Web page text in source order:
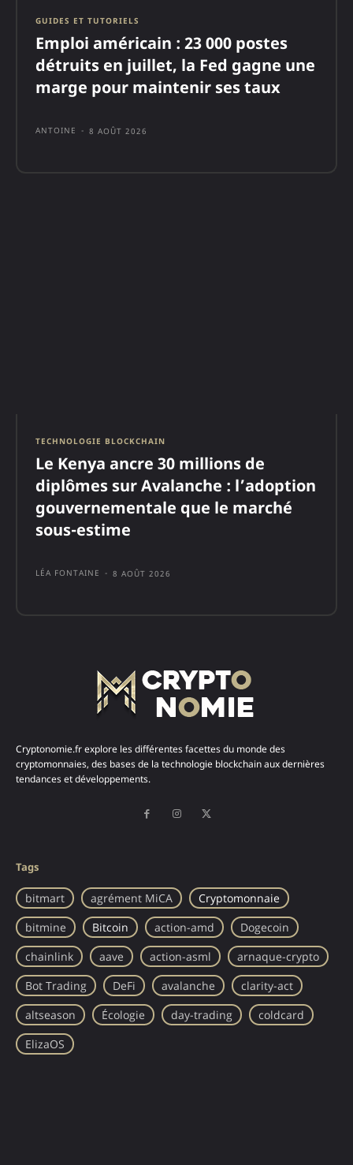
GUIDES ET TUTORIELS
Emploi américain : 23 000 postes
détruits en juillet, la Fed gagne une
marge pour maintenir ses taux
ANTOINE - 8 AOÛT 2026
TECHNOLOGIE BLOCKCHAIN
Le Kenya ancre 30 millions de
diplômes sur Avalanche : l’adoption
gouvernementale que le marché
sous-estime
LÉA FONTAINE - 8 AOÛT 2026
Cryptonomie.fr explore les différentes facettes du monde des
cryptomonnaies, des bases de la technologie blockchain aux dernières
tendances et développements.
Tags
bitmart agrément MiCA
Cryptomonnaie
bitmine
Bitcoin action-amd
Dogecoin
chainlink
aave action-asml
arnaque-crypto
Bot Trading
DeFi avalanche
clarity-act
altseason
Écologie day-trading
coldcard
ElizaOS